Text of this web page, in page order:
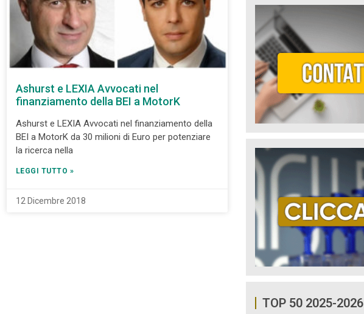
Ashurst e LEXIA Avvocati nel
finanziamento della BEI a MotorK
Ashurst e LEXIA Avvocati nel finanziamento della
BEI a MotorK da 30 milioni di Euro per potenziare
la ricerca nella
LEGGI TUTTO »
12 Dicembre 2018
TOP 50 2025-2026